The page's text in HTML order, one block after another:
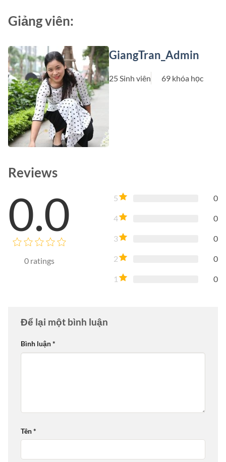
Giảng viên:
GiangTran_Admin
25 Sinh viên 69 khóa học
Reviews
0.0
0ratings
5 0
4 0
3 0
2 0
1 0
Để lại một bình luận
Bình luận*
Tên*